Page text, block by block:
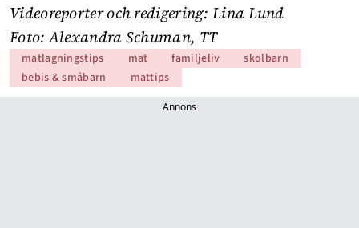
Videoreporter och redigering: Lina Lund
Foto: Alexandra Schuman, TT
matlagningstips mat familjeliv
skolbarn
bebis & småbarn
mattips
Annons